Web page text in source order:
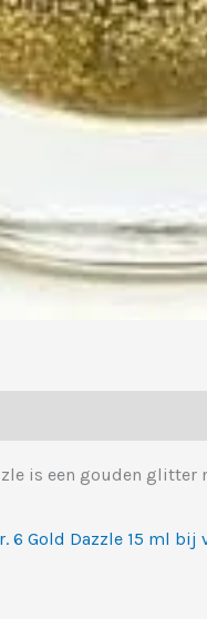
is een gouden
6 Gold Dazzle 15 ml